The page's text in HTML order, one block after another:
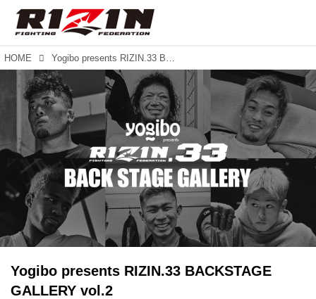
HOME Yogibo presents RIZIN.33 BACKSTAGE GALLERY vol.2
Yogibo presents RIZIN.33 BACKSTAGE
GALLERY vol.2